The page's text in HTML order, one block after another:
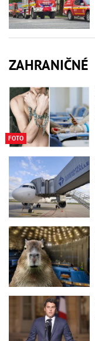
ZAHRANIČNÉ
FOTO